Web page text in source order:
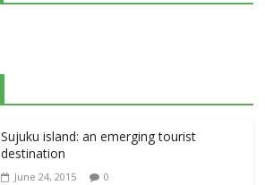
Sujuku island: an emerging tourist
destination
June 24, 2015 0